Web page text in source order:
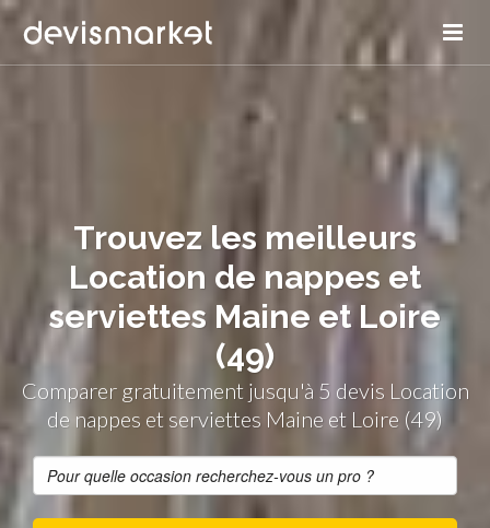
Trouvez les meilleurs
Location de nappes et
serviettes Maine et Loire
(49)
Comparer gratuitement jusqu'à 5 devis Location
de nappes et serviettes Maine et Loire (49)